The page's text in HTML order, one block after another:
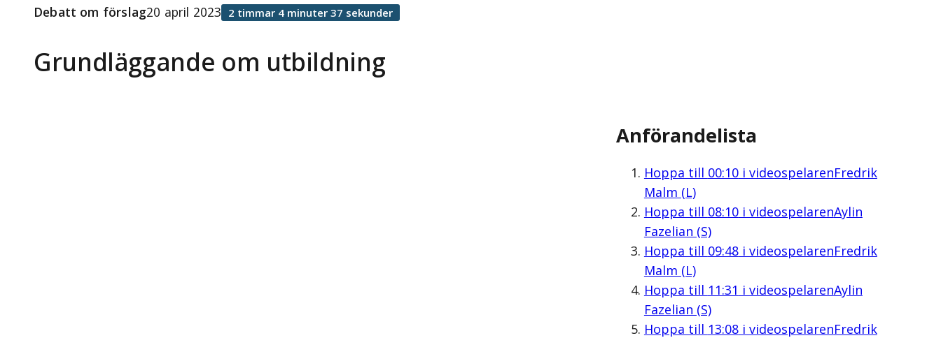
Grundläggande om utbildning
Debatt om förslag20 april 2023 2 timmar 4 minuter 37 sekunder
Anförandelista
Hoppa till 00:10i videospelarenFredrik
Malm (L)
Hoppa till 08:10i videospelarenAylin
Fazelian (S)
Hoppa till 09:48i videospelarenFredrik
Malm (L)
Hoppa till 11:31 i videospelarenAylin
Fazelian (S)
Hoppa till 13:08i videospelarenFredrik